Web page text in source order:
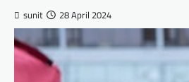
sunit 28 April 2024